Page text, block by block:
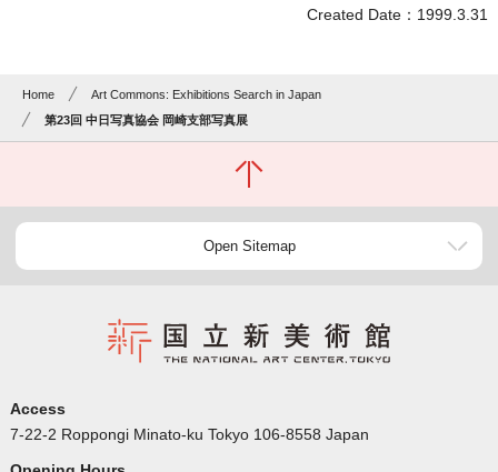
Created Date：1999.3.31
Home
Art Commons: Exhibitions Search in Japan
第23回 中日写真協会 岡崎支部写真展
Open Sitemap
Access
7-22-2 Roppongi Minato-ku Tokyo 106-8558 Japan